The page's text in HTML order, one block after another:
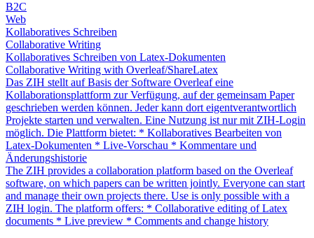
B2C
Web
Kollaboratives Schreiben
Collaborative Writing
Kollaboratives Schreiben von Latex-Dokumenten
Collaborative Writing with Overleaf/ShareLatex
Das ZIH stellt auf Basis der Software Overleaf eine
Kollaborationsplattform zur Verfügung, auf der gemeinsam Paper
geschrieben werden können. Jeder kann dort eigentverantwortlich
Projekte starten und verwalten. Eine Nutzung ist nur mit ZIH-Login
möglich. Die Plattform bietet: * Kollaboratives Bearbeiten von
Latex-Dokumenten * Live-Vorschau * Kommentare und
Änderungshistorie
The ZIH provides a collaboration platform based on the Overleaf
software, on which papers can be written jointly. Everyone can start
and manage their own projects there. Use is only possible with a
ZIH login. The platform offers: * Collaborative editing of Latex
documents * Live preview * Comments and change history